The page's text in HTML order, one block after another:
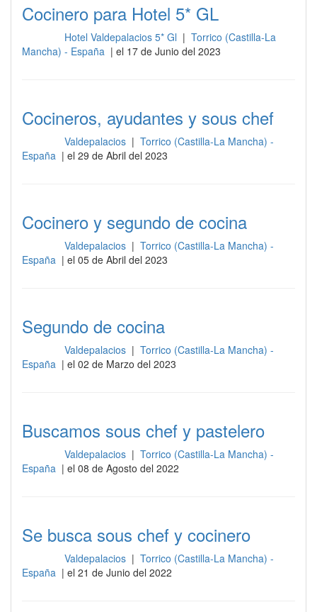
Cocinero para Hotel 5* GL
Hotel Valdepalacios 5* Gl | Torrico (Castilla-La
Mancha) - España | el 17 de Junio del 2023
Cocineros, ayudantes y sous chef
Valdepalacios | Torrico (Castilla-La Mancha) -
España | el 29 de Abril del 2023
Cocinero y segundo de cocina
Valdepalacios | Torrico (Castilla-La Mancha) -
España | el 05 de Abril del 2023
Segundo de cocina
Valdepalacios | Torrico (Castilla-La Mancha) -
España | el 02 de Marzo del 2023
Buscamos sous chef y pastelero
Valdepalacios | Torrico (Castilla-La Mancha) -
España | el 08 de Agosto del 2022
Se busca sous chef y cocinero
Valdepalacios | Torrico (Castilla-La Mancha) -
España | el 21 de Junio del 2022